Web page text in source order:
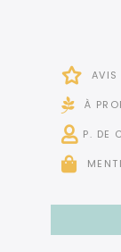
AVIS
À
P. DE